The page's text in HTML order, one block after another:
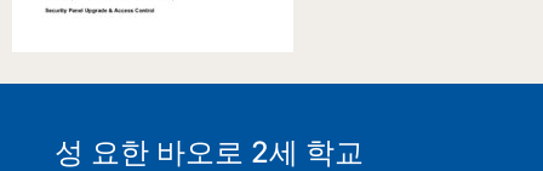
성 요한 바오로 2세 학교